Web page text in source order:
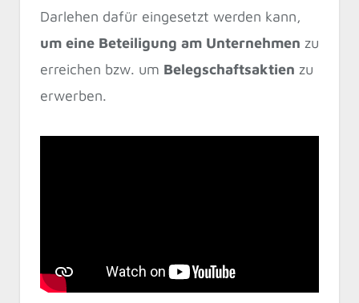
Darlehen dafür eingesetzt werden kann,
um eine Beteiligung am Unternehmen zu
erreichen bzw. um Belegschaftsaktien zu
erwerben.